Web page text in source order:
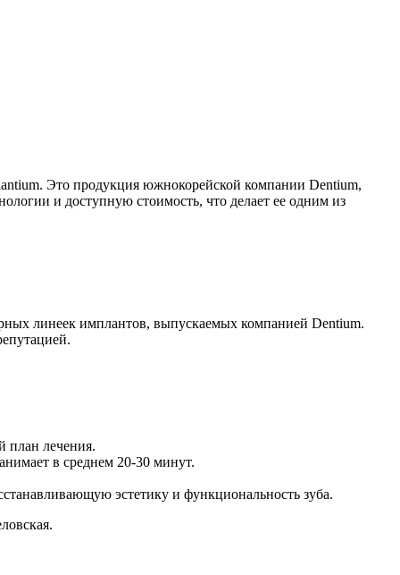
Это продукция южнокорейской компании Dentium,
и доступную стоимость, что делает ее одним из
линеек имплантов, выпускаемых компанией Dentium.
план лечения.
в среднем 20-30 минут.
эстетику и функциональность зуба.